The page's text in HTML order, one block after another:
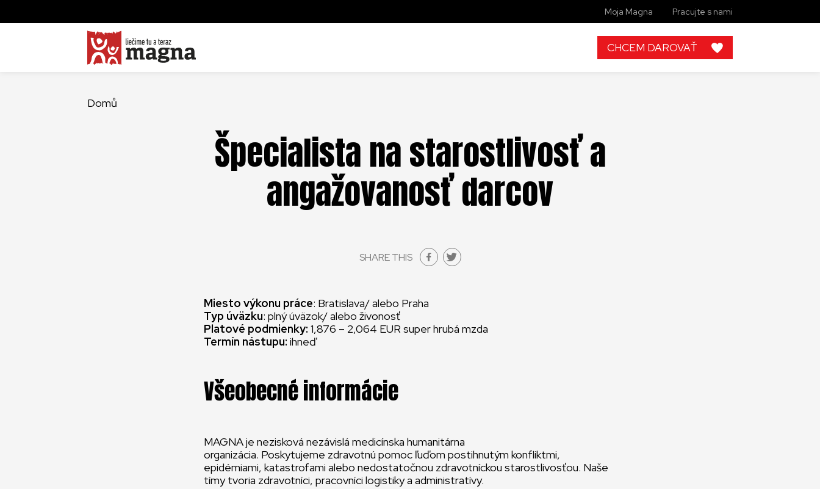
Moja Magna Pracujte s nami
CHCEM DAROVAŤ
Domů
Špecialista na starostlivosť a
angažovanosť darcov
SHARE THIS
Miesto výkonu práce: Bratislava/ alebo Praha
Typ úväzku: plný úväzok/ alebo živonosť
Platové podmienky: 1,876 – 2,064 EUR super hrubá mzda
Termín nástupu: ihneď
Všeobecné informácie
MAGNA je nezisková nezávislá medicínska humanitárna
organizácia. Poskytujeme zdravotnú pomoc ľuďom postihnutým konfliktmi,
epidémiami, katastrofami alebo nedostatočnou zdravotníckou starostlivosťou. Naše
tímy tvoria zdravotníci, pracovníci logistiky a administratívy.